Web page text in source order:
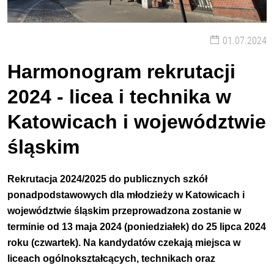
01.07.2024
Harmonogram rekrutacji
2024 - licea i technika w
Katowicach i województwie
śląskim
Rekrutacja 2024/2025 do publicznych szkół
ponadpodstawowych dla młodzieży w Katowicach i
województwie śląskim przeprowadzona zostanie w
terminie od 13 maja 2024 (poniedziałek) do 25 lipca 2024
roku (czwartek). Na kandydatów czekają miejsca w
liceach ogólnokształcących, technikach oraz